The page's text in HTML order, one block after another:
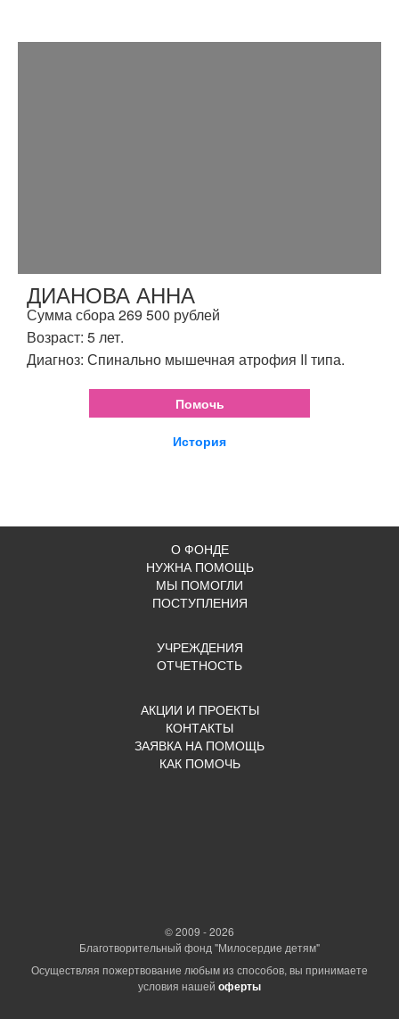
ДИАНОВА АННА
Сумма сбора 269 500 рублей
Возраст: 5 лет.
Диагноз: Спинально мышечная атрофия II типа.
Помочь
История
О ФОНДЕ
НУЖНА ПОМОЩЬ
МЫ ПОМОГЛИ
ПОСТУПЛЕНИЯ
УЧРЕЖДЕНИЯ
ОТЧЕТНОСТЬ
АКЦИИ И ПРОЕКТЫ
КОНТАКТЫ
ЗАЯВКА НА ПОМОЩЬ
КАК ПОМОЧЬ
© 2009 - 2026
Благотворительный фонд "Милосердие детям"
Осуществляя пожертвование любым из способов, вы принимаете
условия нашей оферты